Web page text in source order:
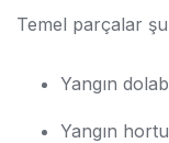
Temel parçalar
Yangın
Yangın